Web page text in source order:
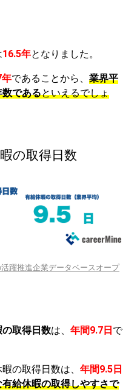
16.5年となりました。
年であることから、 業界平
であるといえるでしょ
の取得日数
躍推進企業データベースオープ
取得日数は、 年間9.7日 で
の取得日数は、 年間9.5日
給休暇の取得しやすさで